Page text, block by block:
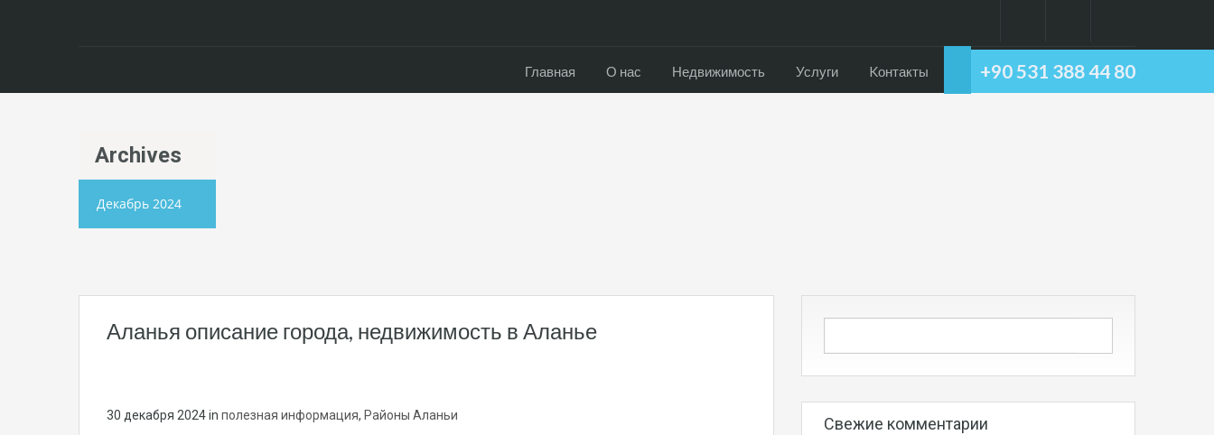
+90 531 388 44 80
Главная О нас Недвижимость Услуги Kонтакты
Archives
Декабрь 2024
Аланья описание города, недвижимость в Аланье
30 декабря 2024in полезная информация, Районы Аланьи Свежие комментарии